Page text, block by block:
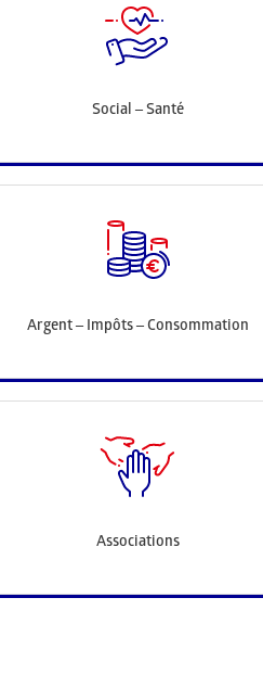
Social – Santé
Argent – Impôts – Consommation
Associations